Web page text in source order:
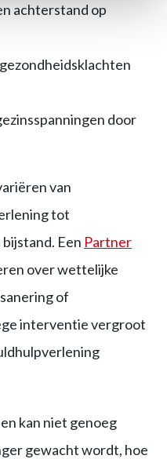
achterstand op
door
van
tot
Een Partner
over wettelijke
of
interventie vergroot
kan niet genoeg
gewacht wordt, hoe